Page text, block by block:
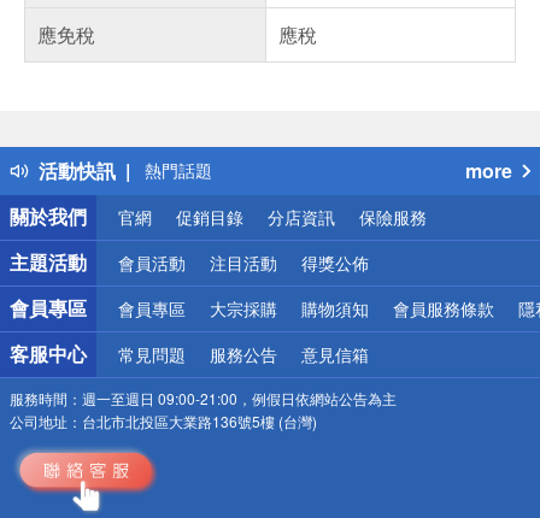
應免稅
應稅
活動快訊
偏遠地區配送
熱門話題
銀行優惠
偏遠地區配送
詐騙網頁！請小心！
more
關於我們
官網 促銷目錄 分店資訊 保險服務
主題活動 會員活動 注目活動 得獎公佈
會員專區 會員專區 大宗採購 購物須知 會員服務條款 隱
客服中心 常見問題 服務公告 意見信箱
服務時間： 週一至週日 09:00-21:00，例假日依網站公告為主
公司地址： 台北市北投區大業路136號5樓 (台灣)